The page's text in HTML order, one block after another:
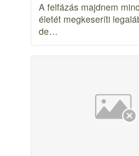
A felfázás majdnem
életét megkeseríti
de…